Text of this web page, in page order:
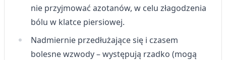
nie przyjmować azotanów, w celu złagodzenia
bólu w klatce piersiowej.
Nadmiernie przedłużające się i czasem
bolesne wzwody – występują rzadko (mogą